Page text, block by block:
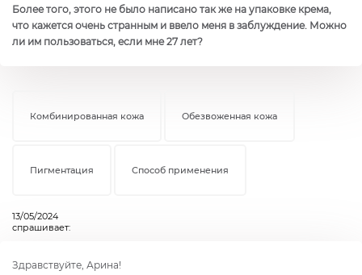
Более того, этого не было написано так же на упаковке крема,
что кажется очень странным и ввело меня в заблуждение. Можно
ли им пользоваться, если мне 27 лет?
Комбинированная кожа Обезвоженная кожа
Пигментация Способ применения
13/05/2024
спрашивает:
Здравствуйте, Арина!